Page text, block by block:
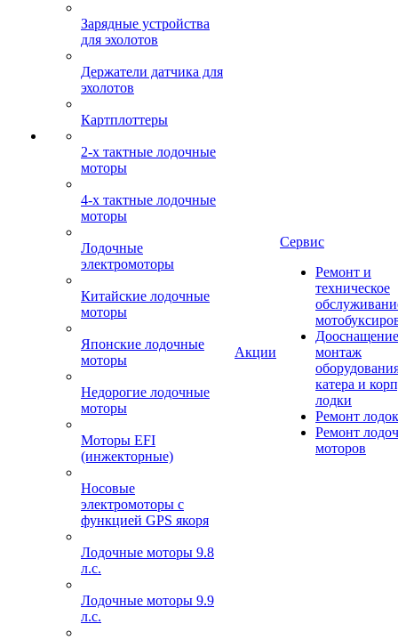
Зарядные устройства
для эхолотов
Держатели датчика для
эхолотов
Картплоттеры
2-х тактные лодочные
моторы
4-х тактные лодочные
моторы
Лодочные
электромоторы
Китайские лодочные
моторы
Японские лодочные
моторы
Недорогие лодочные
моторы
Моторы EFI
(инжекторные)
Носовые
электромоторы с
функцией GPS якоря
Лодочные моторы 9.8
л.с.
Лодочные моторы 9.9
л.с.
Акции
Сервис
Ремонт и
техническое
монтаж
катера и
лодки
Ремонт
Ремонт
моторов